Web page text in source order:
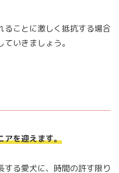
ることに激しく抵抗する場合
いきましょう。
アを迎えます。
る愛犬に、時間の許す限り